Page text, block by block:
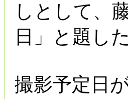
しとして、
日」と題し
撮影予定日